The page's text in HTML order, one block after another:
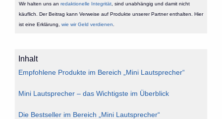
Wir halten uns an redaktionelle Integrität, sind unabhängig und damit nicht
käuflich. Der Beitrag kann Verweise auf Produkte unserer Partner enthalten. Hier
ist eine Erklärung, wie wir Geld verdienen
Inhalt
Empfohlene Produkte im Bereich „Mini Lautsprecher“
Mini Lautsprecher – das Wichtigste im Überblick
Die Bestseller im Bereich „Mini Lautsprecher“